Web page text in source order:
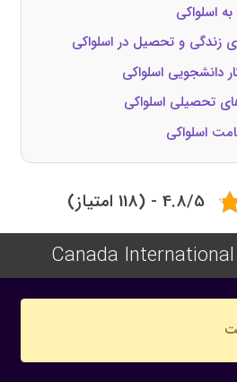
اسلواکی
زندگی و تحصیل در اسلواکی
دانشجویی اسلواکی
تحصیلی اسلواکی
اسلواکی
4.8/5 - (118 امتیاز)
Canada